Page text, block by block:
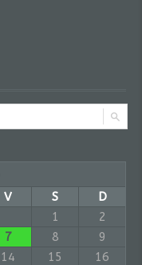
V S
D
1
2
7 8
9
14 15
16